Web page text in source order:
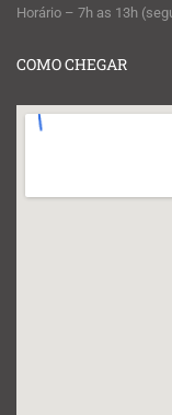
Horário – 7h as 13h
COMO CHEGAR